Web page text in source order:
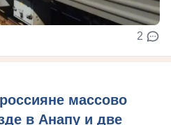
2
массово
в Анапу и две